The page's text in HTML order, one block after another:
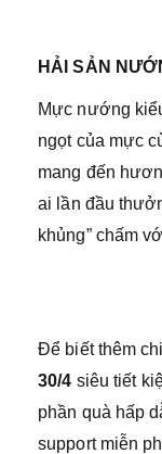
HẢI SẢN
Mực nướng
ngọt của mực
mang đến
ai lần đầu
khủng” chấm
Để biết thêm
30/4 siêu tiết
phần quà hấp
support miễn